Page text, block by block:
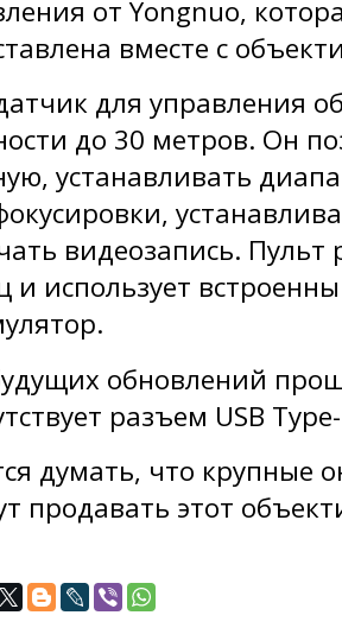
от Yongnuo,
вместе с
для управления
до 30 метров. Он
устанавливать
видеозапись. Пульт
и использует
обновлений
разъем USB
думать, что крупные
продавать этот